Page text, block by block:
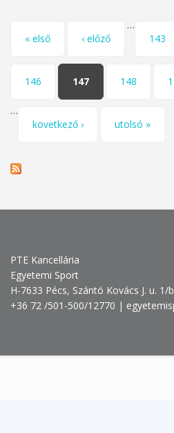
Oldalak
« első ‹ előző
…
143
146 147 148
…
következő ›
utolsó »
PTE Kancellária
Egyetemi Sport
H-7633 Pécs, Szántó Kovács J. u. 1/
+36 72 /501-500/12770 |